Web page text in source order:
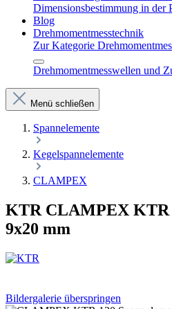
Dimensionsbestimmung in der
Blog
Drehmomentmesstechnik
Zur Kategorie
Drehmomentmesswellen und
Menü schließen
Spannelemente
Kegelspannelemente
CLAMPEX
KTR CLAMPEX KTR
9x20 mm
Bildergalerie überspringen